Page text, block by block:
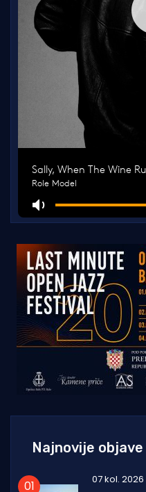
Najnovije objave
07 kol. 2026